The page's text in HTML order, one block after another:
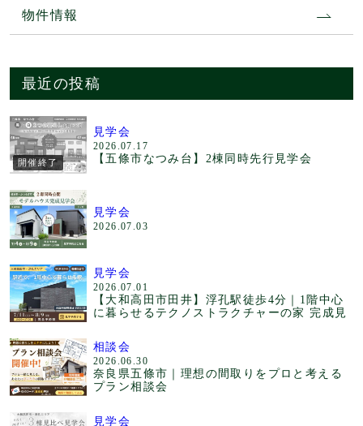
物件情報
最近の投稿
開催終了
見学会
2026.07.17
【五條市なつみ台】2棟同時先行見学会
見学会
2026.07.03
見学会
2026.07.01
【大和高田市田井】浮孔駅徒歩4分｜1階中心
に暮らせるテクノストラクチャーの家 完成見
相談会
2026.06.30
奈良県五條市｜理想の間取りをプロと考える
プラン相談会
見学会